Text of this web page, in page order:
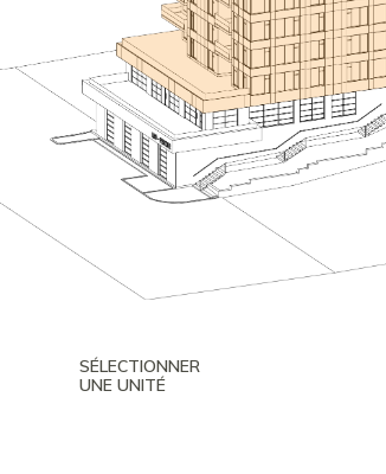
SÉLECTIONNER
UNE UNITÉ